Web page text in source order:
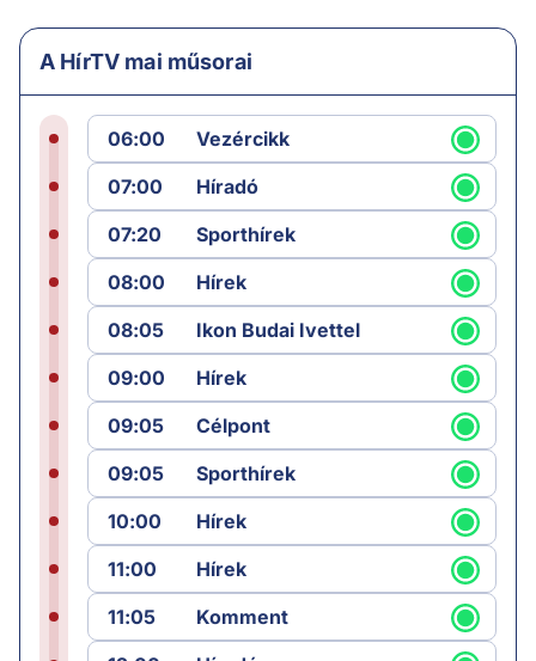
A HírTV mai műsorai
06:00
Vezércikk
07:00
Híradó
07:20
Sporthírek
08:00
Hírek
08:05
Ikon Budai Ivettel
09:00
Hírek
09:05
Célpont
09:05
Sporthírek
10:00
Hírek
11:00
Hírek
11:05
Komment